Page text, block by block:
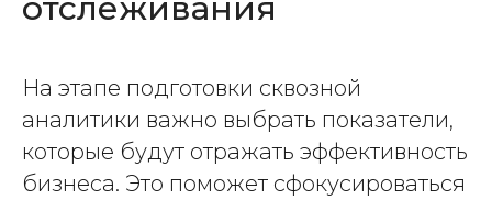
отслеживания
На этапе подготовки сквозной
аналитики важно выбрать показатели,
которые будут отражать эффективность
бизнеса. Это поможет сфокусироваться